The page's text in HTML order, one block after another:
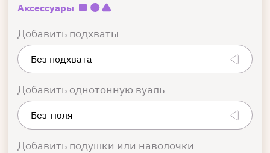
Аксессуары
Добавить подхваты
Добавить однотонную вуаль
Добавить подушки или наволочки